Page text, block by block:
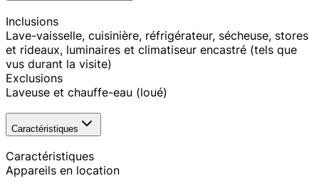
Inclusions
Lave-vaisselle, cuisinière, réfrigérateur, sécheuse, stores
et rideaux, luminaires et climatiseur encastré (tels que
vus durant la visite)
Exclusions
Laveuse et chauffe-eau (loué)
Caractéristiques
Caractéristiques
Appareils en location